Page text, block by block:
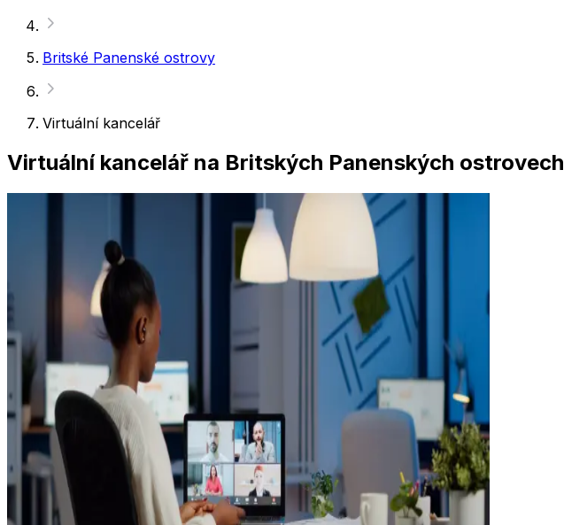
Britské Panenské ostrovy
Virtuální kancelář
Virtuální kancelář na Britských Panenských ostrovech